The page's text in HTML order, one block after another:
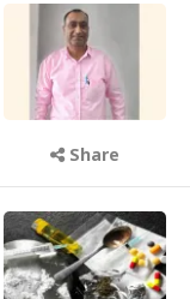
Share